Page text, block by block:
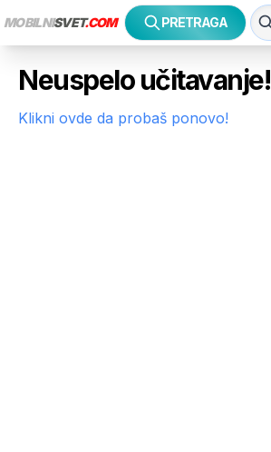
MOBILNISVET.COM PRETRAGA
Neuspelo učitavanje!
Klikni ovde da probaš ponovo!